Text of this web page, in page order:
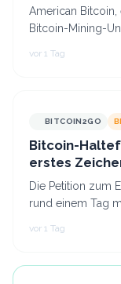
American
Bitcoin-Mining-
vor 1 Tag
BITCOIN2GO
Bitcoin-
erstes
Die Petition zum
rund einem Tag
vor 1 Tag